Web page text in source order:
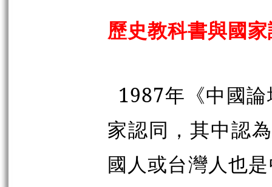
歷史教科書與國
1987年《中國
家認同，其中認
國人或台灣人也